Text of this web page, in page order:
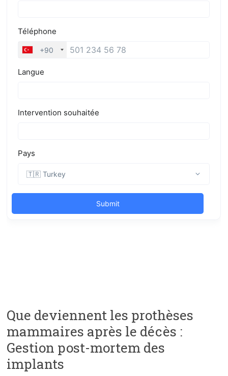
Que deviennent les prothèses
mammaires après le décès :
Gestion post-mortem des
implants